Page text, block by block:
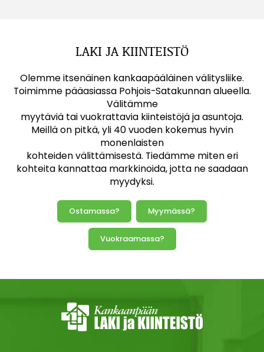
LAKI JA KIINTEISTÖ
Olemme itsenäinen kankaapääläinen välitysliike.
Toimimme pääasiassa Pohjois-Satakunnan alueella.
Välitämme
myytäviä tai vuokrattavia kiinteistöjä ja asuntoja.
Meillä on pitkä, yli 40 vuoden kokemus hyvin
monenlaisten
kohteiden välittämisestä. Tiedämme miten eri
kohteita kannattaa markkinoida, jotta ne saadaan
myydyksi.
Ostamassa? Myymässä?
Vuokraamassa?